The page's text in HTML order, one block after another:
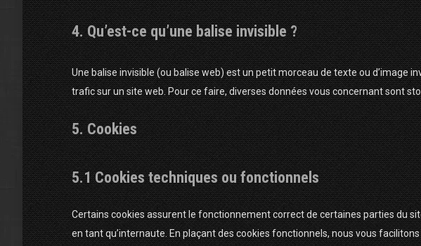
4. Qu’est-ce qu’une balise invisible ?
Une balise invisible (ou balise web) est un petit morceau de texte ou d’image
trafic sur un site web. Pour ce faire, diverses données vous concernant sont
5. Cookies
5.1 Cookies techniques ou fonctionnels
Certains cookies assurent le fonctionnement correct de certaines parties du
en tant qu’internaute. En plaçant des cookies fonctionnels, nous vous